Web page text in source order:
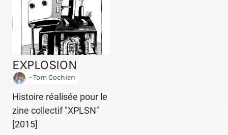
EXPLOSION
- Tom Cochien
Histoire réalisée pour le
zine collectif "XPLSN"
[2015]